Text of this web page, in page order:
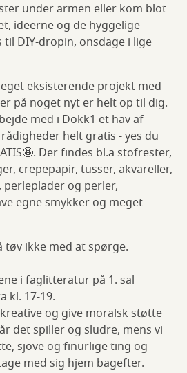
under armen eller kom blot
ideerne og de hyggelige
DIY-dropin, onsdage i lige
eksisterende projekt med
på noget nyt er helt op til dig.
med i Dokk1 et hav af
helt gratis - yes du
Der findes bl.a stofrester,
crepepapir, tusser, akvareller,
og perler,
egne smykker og meget
tøv ikke med at spørge.
i faglitteratur på 1. sal
kl. 17-19.
og give moralsk støtte
det spiller og sludre, mens vi
sjove og finurlige ting og
med sig hjem bagefter.